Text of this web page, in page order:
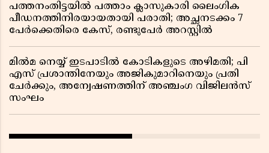
പത്തനംതിട്ടയിൽ പത്താം ക്ലാസുകാരി ലൈംഗിക
പീഡനത്തിനിരയായതായി പരാതി; അച്ഛനടക്കം 7
പേർക്കെതിരെ കേസ്, രണ്ടുപേർ അറസ്റ്റിൽ
മിൽമ നെയ്യ് ഇടപാടിൽ കോടികളുടെ അഴിമതി; പി
എസ് പ്രശാന്തിനേയും അജികുമാറിനെയും പ്രതി
ചേർക്കും, അന്വേഷണത്തിന് അഞ്ചംഗ വിജിലൻസ്
സംഘം